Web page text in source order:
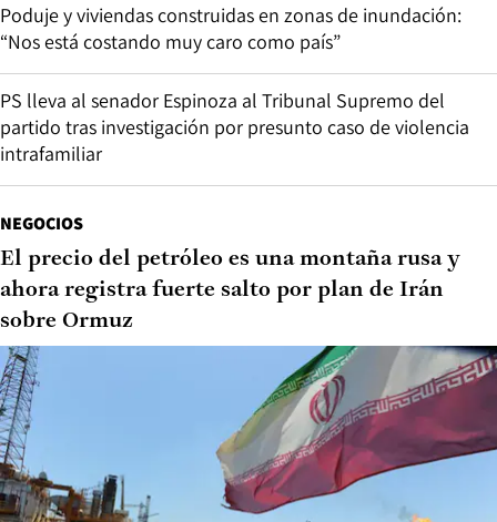
Poduje y viviendas construidas en zonas de inundación:
“Nos está costando muy caro como país”
PS lleva al senador Espinoza al Tribunal Supremo del
partido tras investigación por presunto caso de violencia
intrafamiliar
NEGOCIOS
El precio del petróleo es una montaña rusa y
ahora registra fuerte salto por plan de Irán
sobre Ormuz